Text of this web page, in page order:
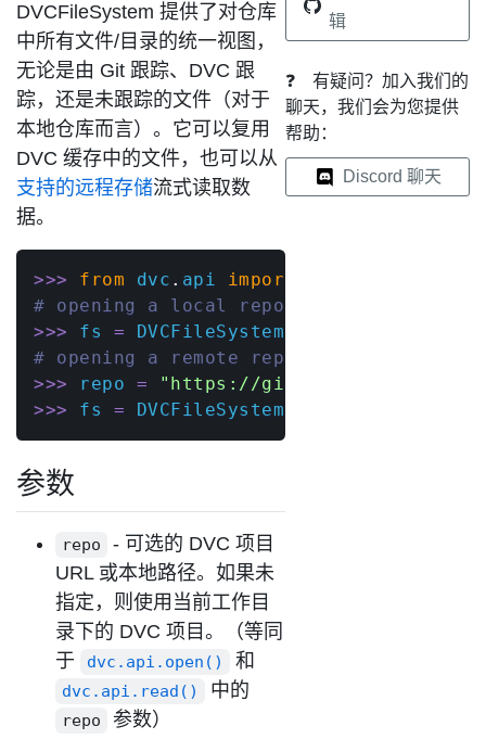
DVCFileSystem 提供了对仓库
中所有文件/目录的统一视图，
无论是由 Git 跟踪、DVC 跟
踪，还是未跟踪的文件（对于
本地仓库而言）。它可以复用
DVC 缓存中的文件，也可以从
支持的远程存储流式读取数
据。
>>> from dvc . api import
# opening a local repository
>>> fs = DVCFileSystem
# opening a remote repository
>>> repo =
"https://github.com/
>>> fs = DVCFileSystem
参数
repo
- 可选的 DVC 项目
URL 或本地路径。如果未
指定，则使用当前工作目
录下的 DVC 项目。（等同
于
dvc.api.open() 和
dvc.api.read() 中的
repo 参数）
辑
❓
有疑问？加入我们的
聊天，我们会为您提供
帮助：
Discord 聊天